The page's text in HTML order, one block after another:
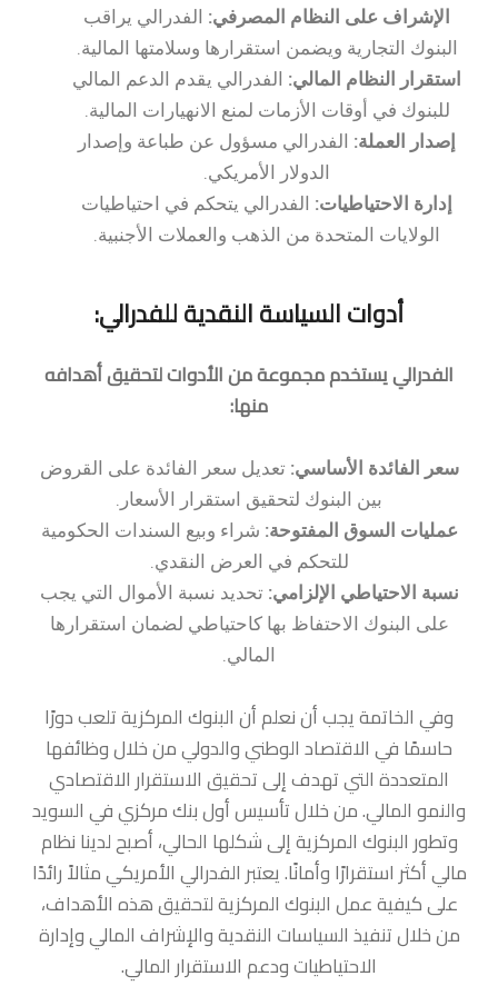
الإشراف على النظام المصرفي: الفدرالي يراقب
البنوك التجارية ويضمن استقرارها وسلامتها المالية.
استقرار النظام المالي: الفدرالي يقدم الدعم المالي
للبنوك في أوقات الأزمات لمنع الانهيارات المالية.
إصدار العملة: الفدرالي مسؤول عن طباعة وإصدار
الدولار الأمريكي.
إدارة الاحتياطيات: الفدرالي يتحكم في احتياطيات
الولايات المتحدة من الذهب والعملات الأجنبية.
أدوات السياسة النقدية للفدرالي:
الفدرالي يستخدم مجموعة من الأدوات لتحقيق أهدافه
منها:
سعر الفائدة الأساسي: تعديل سعر الفائدة على القروض
بين البنوك لتحقيق استقرار الأسعار.
عمليات السوق المفتوحة: شراء وبيع السندات الحكومية
للتحكم في العرض النقدي.
نسبة الاحتياطي الإلزامي: تحديد نسبة الأموال التي يجب
على البنوك الاحتفاظ بها كاحتياطي لضمان استقرارها
المالي.
وفي الخاتمة يجب أن نعلم أن البنوك المركزية تلعب دورًا
حاسمًا في الاقتصاد الوطني والدولي من خلال وظائفها
المتعددة التي تهدف إلى تحقيق الاستقرار الاقتصادي
والنمو المالي. من خلال تأسيس أول بنك مركزي في السويد
وتطور البنوك المركزية إلى شكلها الحالي، أصبح لدينا نظام
مالي أكثر استقرارًا وأمانًا. يعتبر الفدرالي الأمريكي مثالاً رائدًا
على كيفية عمل البنوك المركزية لتحقيق هذه الأهداف،
من خلال تنفيذ السياسات النقدية والإشراف المالي وإدارة
الاحتياطيات ودعم الاستقرار المالي.